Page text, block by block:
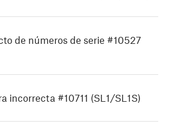
de números de serie #10527
incorrecta #10711 (SL1/SL1S)